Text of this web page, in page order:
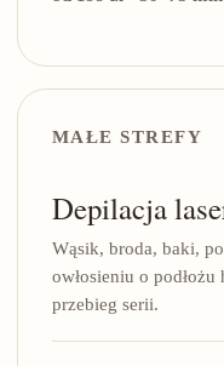
MAŁE STREFY
Depilacja
Wąsik, broda, baki,
owłosieniu o
przebieg serii.